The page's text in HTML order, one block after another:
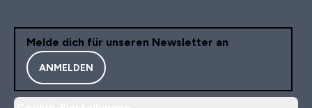
Melde dich für unseren Newsletter an
ANMELDEN